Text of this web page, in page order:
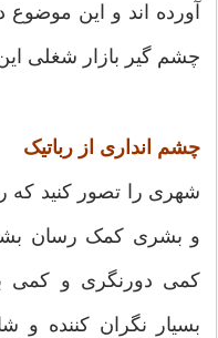
آورده اند و این
چشم گیر بازار شغلی
چشم انداری از رباتیک
شهری را تصور کنید که
و بشری کمک رسان بشر
کمی دورنگری و کمی
بسیار نگران کننده و